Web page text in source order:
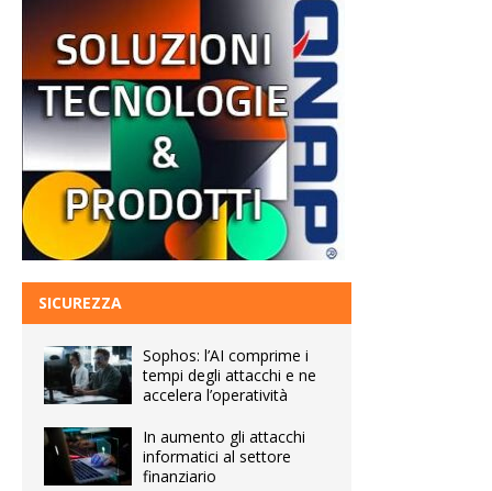
SICUREZZA
Sophos: l’AI comprime i
tempi degli attacchi e ne
accelera l’operatività
In aumento gli attacchi
informatici al settore
finanziario